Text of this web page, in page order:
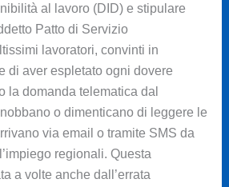
al lavoro (DID) e stipulare
Patto di Servizio
lavoratori, convinti in
di aver espletato ogni dovere
la domanda telematica dal
o dimenticano di leggere le
via email o tramite SMS da
regionali. Questa
a volte anche dall’errata